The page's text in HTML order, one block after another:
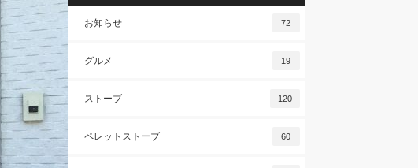
お知らせ 72
グルメ 19
ストーブ 120
ペレットストーブ 60